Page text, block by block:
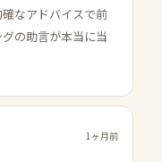
なアドバイスで前
の助言が本当に当
1ヶ月前